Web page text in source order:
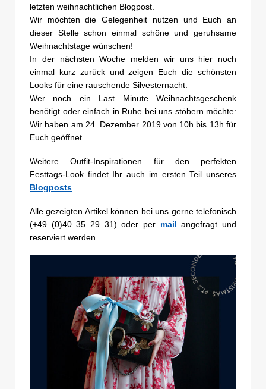
letzten weihnachtlichen Blogpost.
Wir möchten die Gelegenheit nutzen und Euch an
dieser Stelle schon einmal schöne und geruhsame
Weihnachtstage wünschen!
In der nächsten Woche melden wir uns hier noch
einmal kurz zurück und zeigen Euch die schönsten
Looks für eine rauschende Silvesternacht.
Wer noch ein Last Minute Weihnachtsgeschenk
benötigt oder einfach in Ruhe bei uns stöbern möchte:
Wir haben am 24. Dezember 2019 von 10h bis 13h für
Euch geöffnet.
Weitere Outfit-Inspirationen für den perfekten
Festtags-Look findet Ihr auch im ersten Teil unseres
Blogposts
Alle gezeigten Artikel können bei uns gerne telefonisch
(+49 (0)40 35 29 31) oder per mail angefragt und
reserviert werden.